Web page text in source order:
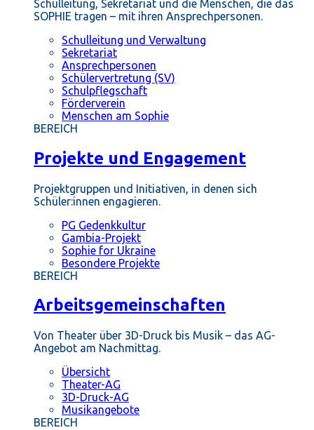
Schulleitung, Sekretariat und die Menschen, die das
SOPHIE tragen – mit ihren Ansprechpersonen.
Schulleitung und Verwaltung
Sekretariat
Ansprechpersonen
Schülervertretung (SV)
Schulpflegschaft
Förderverein
Menschen am Sophie
BEREICH
Projekte und Engagement
Projektgruppen und Initiativen, in denen sich
Schüler:innen engagieren.
PG Gedenkkultur
Gambia-Projekt
Sophie for Ukraine
Besondere Projekte
BEREICH
Arbeitsgemeinschaften
Von Theater über 3D-Druck bis Musik – das AG-
Angebot am Nachmittag.
Übersicht
Theater-AG
3D-Druck-AG
Musikangebote
BEREICH